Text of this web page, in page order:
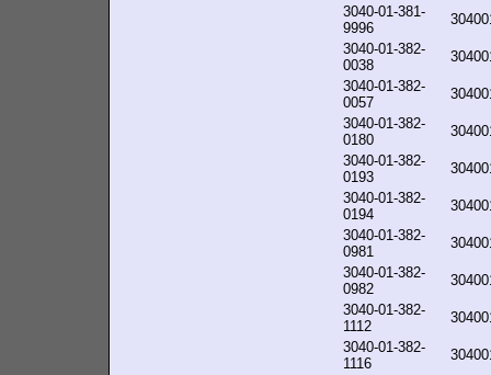
3040-01-381-
9996
3040-01-382-
0038
3040-01-382-
0057
3040-01-382-
0180
3040-01-382-
0193
3040-01-382-
0194
3040-01-382-
0981
3040-01-382-
0982
3040-01-382-
1112
3040-01-382-
1116